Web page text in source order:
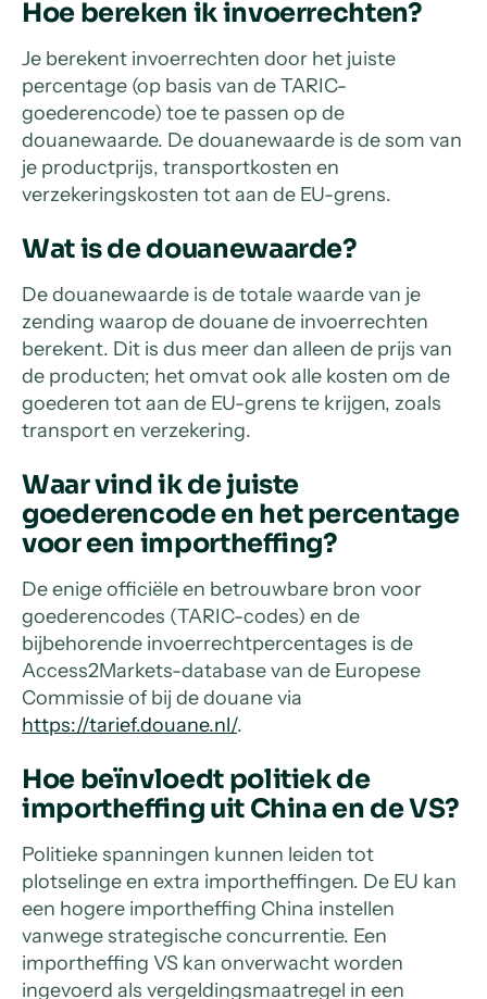
Hoe bereken ik invoerrechten?
Je berekent invoerrechten door het juiste
percentage (op basis van de TARIC-
goederencode) toe te passen op de
douanewaarde. De douanewaarde is de som van
je productprijs, transportkosten en
verzekeringskosten tot aan de EU-grens.
Wat is de douanewaarde?
De douanewaarde is de totale waarde van je
zending waarop de douane de invoerrechten
berekent. Dit is dus meer dan alleen de prijs van
de producten; het omvat ook alle kosten om de
goederen tot aan de EU-grens te krijgen, zoals
transport en verzekering.
Waar vind ik de juiste
goederencode en het percentage
voor een importheffing?
De enige officiële en betrouwbare bron voor
goederencodes (TARIC-codes) en de
bijbehorende invoerrechtpercentages is de
Access2Markets-database van de Europese
Commissie of bij de douane via
https://tarief.douane.nl/.
Hoe beïnvloedt politiek de
importheffing uit China en de VS?
Politieke spanningen kunnen leiden tot
plotselinge en extra importheffingen. De EU kan
een hogere importheffing China instellen
vanwege strategische concurrentie. Een
importheffing VS kan onverwacht worden
ingevoerd als vergeldingsmaatregel in een